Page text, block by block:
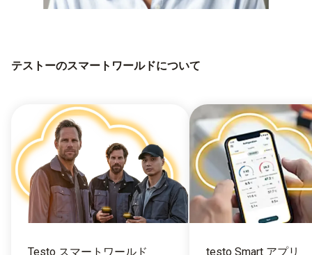
テストーのスマートワールドについて
Testo スマートワールド testo Smart アプリ